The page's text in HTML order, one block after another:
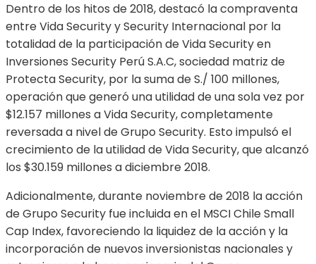
Dentro de los hitos de 2018, destacó la compraventa
entre Vida Security y Security Internacional por la
totalidad de la participación de Vida Security en
Inversiones Security Perú S.A.C, sociedad matriz de
Protecta Security, por la suma de S./ 100 millones,
operación que generó una utilidad de una sola vez por
$12.157 millones a Vida Security, completamente
reversada a nivel de Grupo Security. Esto impulsó el
crecimiento de la utilidad de Vida Security, que alcanzó
los $30.159 millones a diciembre 2018.
Adicionalmente, durante noviembre de 2018 la acción
de Grupo Security fue incluida en el MSCI Chile Small
Cap Index, favoreciendo la liquidez de la acción y la
incorporación de nuevos inversionistas nacionales y